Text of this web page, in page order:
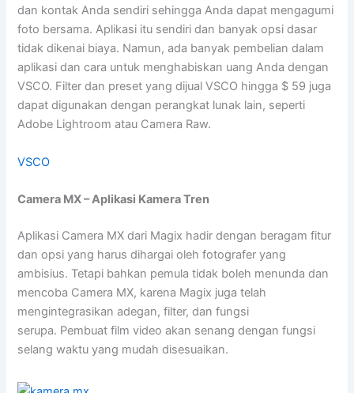
dan kontak Anda sendiri sehingga Anda dapat mengagumi
foto bersama. Aplikasi itu sendiri dan banyak opsi dasar
tidak dikenai biaya. Namun, ada banyak pembelian dalam
aplikasi dan cara untuk menghabiskan uang Anda dengan
VSCO. Filter dan preset yang dijual VSCO hingga $ 59 juga
dapat digunakan dengan perangkat lunak lain, seperti
Adobe Lightroom atau Camera Raw.
VSCO
Camera MX – Aplikasi Kamera Tren
Aplikasi Camera MX dari Magix hadir dengan beragam fitur
dan opsi yang harus dihargai oleh fotografer yang
ambisius. Tetapi bahkan pemula tidak boleh menunda dan
mencoba Camera MX, karena Magix juga telah
mengintegrasikan adegan, filter, dan fungsi
serupa. Pembuat film video akan senang dengan fungsi
selang waktu yang mudah disesuaikan.